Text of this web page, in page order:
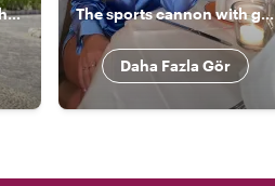
The Photographer on wheels The sports cannon with good taste
Daha Fazla Gör